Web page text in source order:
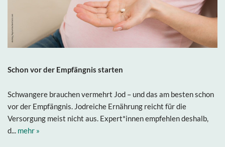
Schon vor der Empfängnis starten
Schwangere brauchen vermehrt Jod – und das am besten schon
vor der Empfängnis. Jodreiche Ernährung reicht für die
Versorgung meist nicht aus. Expert*innen empfehlen deshalb,
d... mehr »